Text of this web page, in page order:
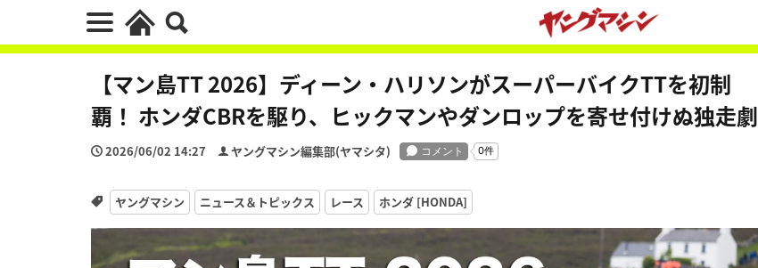
【マン島TT 2026】ディーン・ハリソンがスーパーバイクTTを初制
覇！ ホンダCBRを駆り、ヒックマンやダンロップを寄せ付けぬ独走劇
2026/06/02 14:27 ヤングマシン編集部(ヤマシタ)
ヤングマシン ニュース＆トピックス レース ホンダ [HONDA]